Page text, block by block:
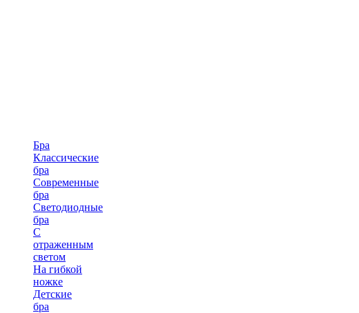
Бра
Классические
бра
Современные
бра
Светодиодные
бра
С
отраженным
светом
На гибкой
ножке
Детские
бра